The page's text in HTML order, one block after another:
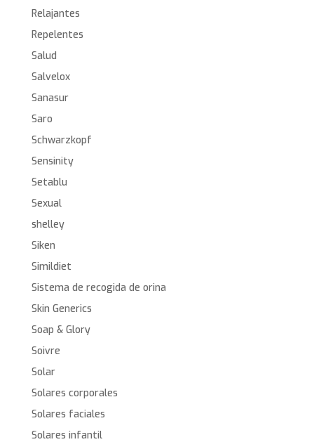
Relajantes
Repelentes
Salud
Salvelox
Sanasur
Saro
Schwarzkopf
Sensinity
Setablu
Sexual
shelley
Siken
Simildiet
Sistema de recogida de orina
Skin Generics
Soap & Glory
Soivre
Solar
Solares corporales
Solares faciales
Solares infantil